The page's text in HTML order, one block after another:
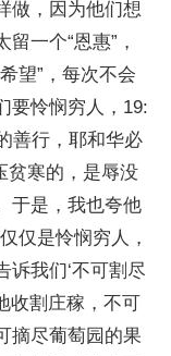
做，因为他们想
一个“恩惠”，
望”，每次不会
要怜悯穷人，19:
善行，耶和华必
贫寒的，是辱没
于是，我也夸他
仅是怜悯穷人，
诉我们‘不可割尽
收割庄稼，不可
摘尽葡萄园的果